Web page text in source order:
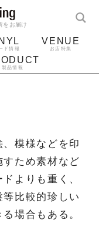
をお届け
ド情報
VENUE
お店特集
製品情報
模様などを印
ため素材など
よりも重く、
比較的珍しい
場合もある。